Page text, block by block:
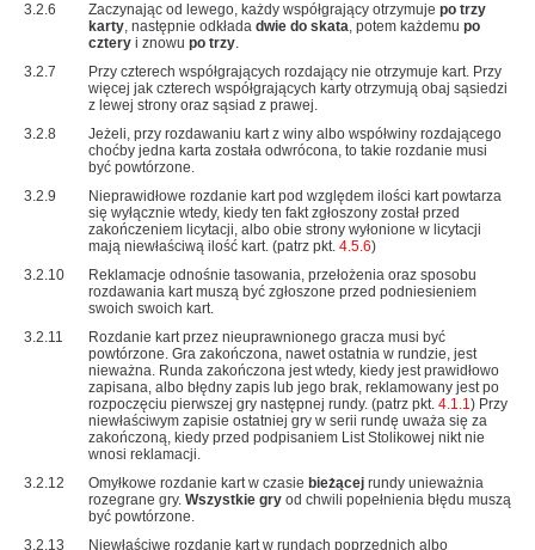
3.2.6
Zaczynając od lewego, każdy współgrający otrzymuje po trzy
karty, następnie odkłada dwie do skata, potem każdemu po
cztery i znowu po trzy.
3.2.7
Przy czterech współgrających rozdający nie otrzymuje kart. Przy
więcej jak czterech współgrających karty otrzymują obaj sąsiedzi
z lewej strony oraz sąsiad z prawej.
3.2.8
Jeżeli, przy rozdawaniu kart z winy albo współwiny rozdającego
choćby jedna karta została odwrócona, to takie rozdanie musi
być powtórzone.
3.2.9
Nieprawidłowe rozdanie kart pod względem ilości kart powtarza
się wyłącznie wtedy, kiedy ten fakt zgłoszony został przed
zakończeniem licytacji, albo obie strony wyłonione w licytacji
mają niewłaściwą ilość kart. (patrz pkt. 4.5.6)
3.2.10
Reklamacje odnośnie tasowania, przełożenia oraz sposobu
rozdawania kart muszą być zgłoszone przed podniesieniem
swoich swoich kart.
3.2.11
Rozdanie kart przez nieuprawnionego gracza musi być
powtórzone. Gra zakończona, nawet ostatnia w rundzie, jest
nieważna. Runda zakończona jest wtedy, kiedy jest prawidłowo
zapisana, albo błędny zapis lub jego brak, reklamowany jest po
rozpoczęciu pierwszej gry następnej rundy. (patrz pkt. 4.1.1) Przy
niewłaściwym zapisie ostatniej gry w serii rundę uważa się za
zakończoną, kiedy przed podpisaniem List Stolikowej nikt nie
wnosi reklamacji.
3.2.12
Omyłkowe rozdanie kart w czasie bieżącej rundy unieważnia
rozegrane gry. Wszystkie gry od chwili popełnienia błędu muszą
być powtórzone.
3.2.13
Niewłaściwe rozdanie kart w rundach poprzednich albo